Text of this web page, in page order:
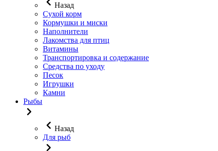
Назад
Сухой корм
Кормушки и миски
Наполнители
Лакомства для птиц
Витамины
Транспортировка и содержание
Средства по уходу
Песок
Игрушки
Камни
Рыбы
Назад
Для рыб